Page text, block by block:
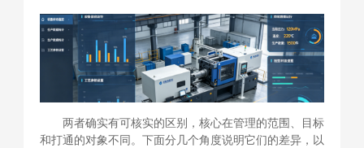
两者确实有可核实的区别，核心在管理的范围、目标
和打通的对象不同。下面分几个角度说明它们的差异，以